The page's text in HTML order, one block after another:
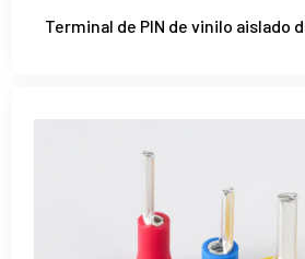
Terminal de PIN de vinilo aislado